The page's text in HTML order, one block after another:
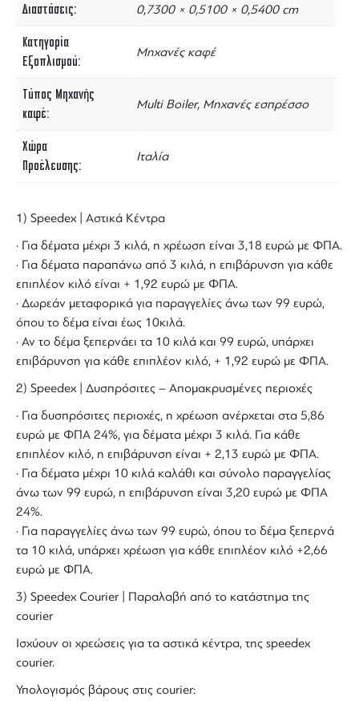
Διαστάσεις 0,7300 × 0,5100 × 0,5400 cm
Κατηγορία
Εξοπλισμού
Μηχανές καφέ
Τύπος Μηχανής
καφέ
Multi Boiler, Μηχανές εσπρέσσο
Χώρα
Προέλευσης
Ιταλία
1) Speedex | Αστικά Κέντρα
· Για δέματα μέχρι 3 κιλά, η χρέωση είναι 3,18 ευρώ με ΦΠΑ.
· Για δέματα παραπάνω από 3 κιλά, η επιβάρυνση για κάθε
επιπλέον κιλό είναι + 1,92 ευρώ με ΦΠΑ.
· Δωρεάν μεταφορικά για παραγγελίες άνω των 99 ευρώ,
όπου το δέμα είναι έως 10κιλά.
· Αν το δέμα ξεπερνάει τα 10 κιλά και 99 ευρώ, υπάρχει
επιβάρυνση για κάθε επιπλέον κιλό, + 1,92 ευρώ με ΦΠΑ.
2) Speedex | Δυσπρόσιτες – Απομακρυσμένες περιοχές
· Για δυσπρόσιτες περιοχές, η χρέωση ανέρχεται στα 5,86
ευρώ με ΦΠΑ 24%, για δέματα μέχρι 3 κιλά. Για κάθε
επιπλέον κιλό, η επιβάρυνση είναι + 2,13 ευρώ με ΦΠΑ.
· Για δέματα μέχρι 10 κιλά καλάθι και σύνολο παραγγελίας
άνω των 99 ευρώ, η επιβάρυνση είναι 3,20 ευρώ με ΦΠΑ
24%.
· Για παραγγελίες άνω των 99 ευρώ, όπου το δέμα ξεπερνά
τα 10 κιλά, υπάρχει χρέωση για κάθε επιπλέον κιλό +2,66
ευρώ με ΦΠΑ.
3) Speedex Courier | Παραλαβή από το κατάστημα της
courier
Ισχύουν οι χρεώσεις για τα αστικά κέντρα, της speedex
courier.
Υπολογισμός βάρους στις courier: